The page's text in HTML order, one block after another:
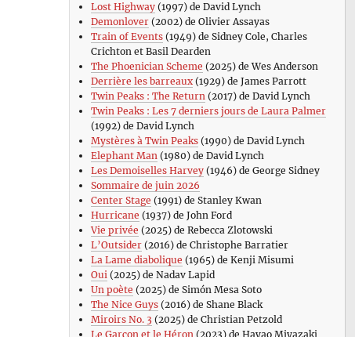
Lost Highway(1997) de David Lynch
Demonlover(2002) de Olivier Assayas
Train of Events(1949) de Sidney Cole, Charles
Crichton et Basil Dearden
The Phoenician Scheme (2025) de Wes Anderson
Derrière les barreaux(1929) de James Parrott
Twin Peaks : The Return(2017) de David Lynch
Twin Peaks : Les 7 derniers jours de Laura Palmer
(1992) de David Lynch
Mystères à Twin Peaks(1990) de David Lynch
Elephant Man(1980) de David Lynch
Les Demoiselles Harvey(1946) de George Sidney
Sommaire de juin 2026
Center Stage (1991) de Stanley Kwan
Hurricane (1937) de John Ford
Vie privée (2025) de Rebecca Zlotowski
L’Outsider(2016) de Christophe Barratier
La Lame diabolique (1965) de Kenji Misumi
Oui(2025) de Nadav Lapid
Un poète (2025) de Simón Mesa Soto
The Nice Guys(2016) de Shane Black
Miroirs No. 3 (2025) de Christian Petzold
Le Garçon et le Héron(2023) de Hayao Miyazaki